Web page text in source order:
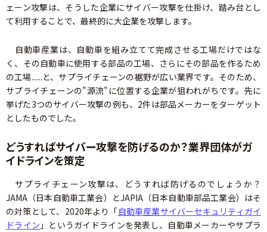
ェーン攻撃は、そうした企業にサイバー攻撃を仕掛け、踏み台とし
て利用することで、最終的に大企業を攻撃します。
自動車産業は、自動車を組み立てて完成させる工場だけではな
く、その自動車に使用する部品の工場、さらにその部品を作るため
の工場......と、サプライチェーンの裾野が広い業界です。そのため、
サプライチェーンの"源流"に位置する企業が狙われがちです。先に
挙げた3つのサイバー攻撃の例も、2件は部品メーカーをターゲット
としたものでした。
どうすればサイバー攻撃を防げるのか？業界団体がガ
イドラインを策定
サプライチェーン攻撃は、どうすれば防げるのでしょうか？
JAMA（日本自動車工業会）とJAPIA（日本自動車部品工業会）はそ
の対策として、2020年より「自動車産業サイバーセキュリティガイ
ドライン 」というガイドラインを発表し、自動車メーカーやサプラ